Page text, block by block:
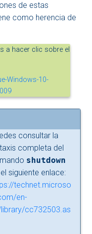
de estas
como herencia de
a hacer clic sobre el
consultar la
completa del
shutdown
siguiente enlace:
technet.microso
en-
cc732503.as